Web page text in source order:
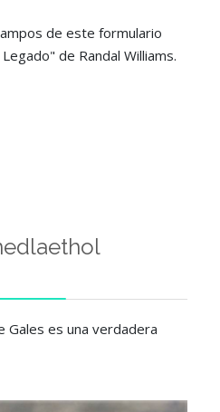
de este formulario
de Randal Williams.
Gales es una verdadera